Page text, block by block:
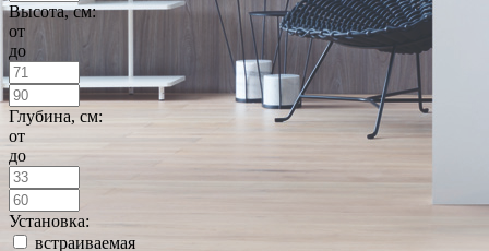
Высота, см:
от
до
Глубина, см:
от
до
Установка:
встраиваемая